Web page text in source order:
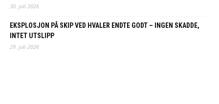
30. juli 2026
EKSPLOSJON PÅ SKIP VED HVALER ENDTE GODT – INGEN SKADDE,
INTET UTSLIPP
29. juli 2026